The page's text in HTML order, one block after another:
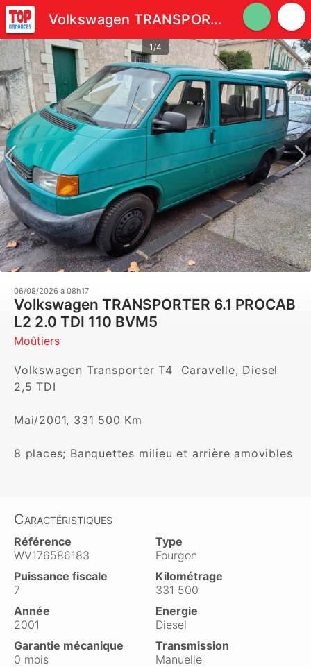
Volkswagen TRANSPORTER 6.1 PROCAB L2 2.0 TDI 110 BVM5
1/4
06/08/2026 à 08h17
Volkswagen TRANSPORTER 6.1 PROCAB
L2 2.0 TDI 110 BVM5
Moûtiers
Volkswagen Transporter T4  Caravelle, Diesel
2,5 TDI
Mai/2001, 331 500 Km
Caractéristiques
Référence
WV176586183
Type
Fourgon
Puissance fiscale
7
Kilométrage
331 500
Année
2001
Energie
Diesel
Garantie mécanique
0 mois
Transmission
Manuelle